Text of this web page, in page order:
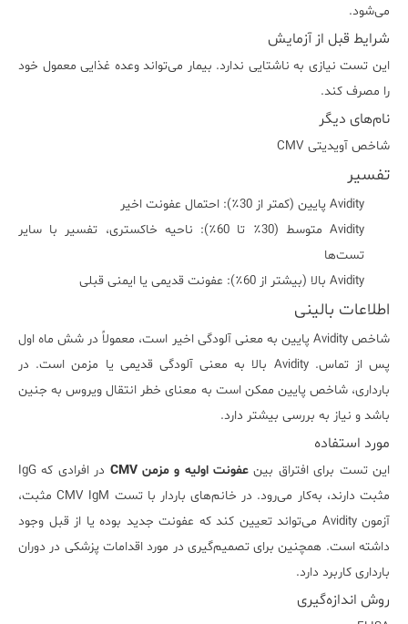
می‌شود.
شرایط قبل از آزمایش
این تست نیازی به ناشتایی ندارد. بیمار می‌تواند وعده غذایی معمول خود
را مصرف کند.
نام‌های دیگر
شاخص آویدیتی CMV
تفسیر
Avidity پایین (کمتر از 30٪): احتمال عفونت اخیر
Avidity متوسط (30٪ تا 60٪): ناحیه خاکستری، تفسیر با سایر
تست‌ها
Avidity بالا (بیشتر از 60٪): عفونت قدیمی یا ایمنی قبلی
اطلاعات بالینی
شاخص Avidity پایین به معنی آلودگی اخیر است، معمولاً در شش ماه اول
پس از تماس. Avidity بالا به معنی آلودگی قدیمی یا مزمن است. در
بارداری، شاخص پایین ممکن است به معنای خطر انتقال ویروس به جنین
باشد و نیاز به بررسی بیشتر دارد.
مورد استفاده
این تست برای افتراق بین عفونت اولیه و مزمن CMV
در افرادی که IgG
مثبت دارند، به‌کار می‌رود. در خانم‌های باردار با تست CMV IgM مثبت،
آزمون Avidity می‌تواند تعیین کند که عفونت جدید بوده یا از قبل وجود
داشته است. همچنین برای تصمیم‌گیری در مورد اقدامات پزشکی در دوران
بارداری کاربرد دارد.
روش اندازه‌گیری